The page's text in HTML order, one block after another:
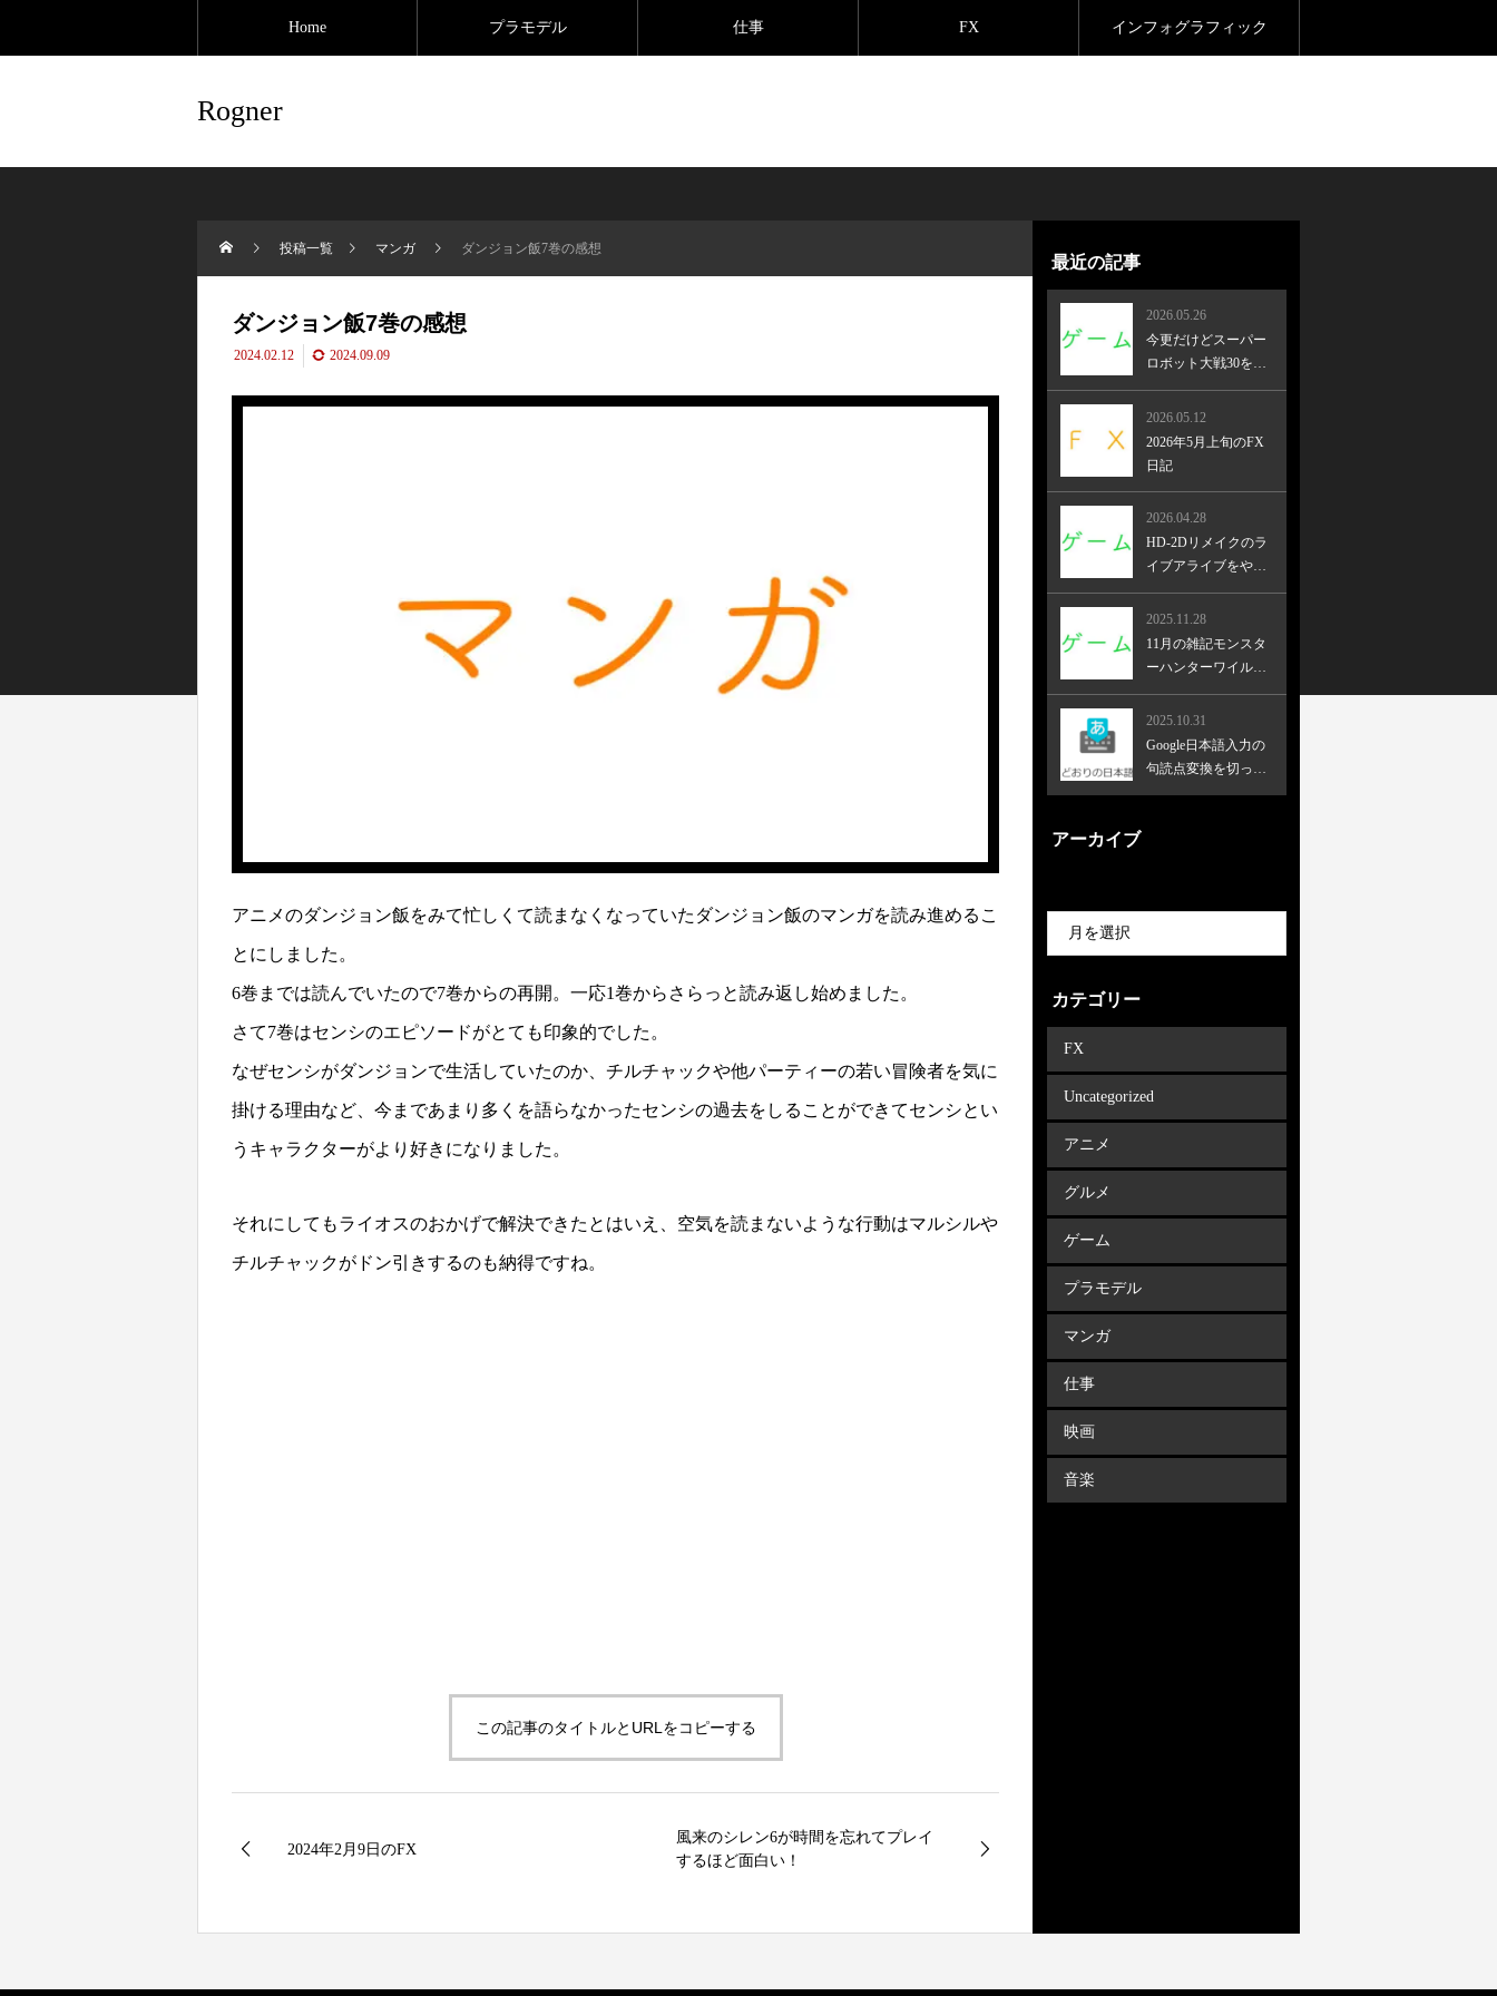
Home プラモデル 仕事 FX インフォグラフィック
Rogner
投稿一覧 マンガ ダンジョン飯7巻の感想
ダンジョン飯7巻の感想
2024.02.12 2024.09.09
アニメのダンジョン飯をみて忙しくて読まなくなっていたダンジョン飯のマンガを読み進めるこ
とにしました。
6巻までは読んでいたので7巻からの再開。一応1巻からさらっと読み返し始めました。
さて7巻はセンシのエピソードがとても印象的でした。
なぜセンシがダンジョンで生活していたのか、チルチャックや他パーティーの若い冒険者を気に
掛ける理由など、今まであまり多くを語らなかったセンシの過去をしることができてセンシとい
うキャラクターがより好きになりました。
それにしてもライオスのおかげで解決できたとはいえ、空気を読まないような行動はマルシルや
チルチャックがドン引きするのも納得ですね。
この記事のタイトルとURLをコピーする
2024年2月9日のFX
風来のシレン6が時間を忘れてプレイ
するほど面白い！
最近の記事
2026.05.26
今更だけどスーパー
ロボット大戦30をク
リア！
2026.05.12
2026年5月上旬のFX
日記
2026.04.28
HD-2Dリメイクのラ
イブアライブをやっ
てみた！
2025.11.28
11月の雑記モンスタ
ーハンターワイルズ
とかゴーストオブヨ
ーテイとか
2025.10.31
Google日本語入力の
句読点変換を切った
ら効率が上がった
アーカイブ
カテゴリー
FX
Uncategorized
アニメ
グルメ
ゲーム
プラモデル
マンガ
仕事
映画
音楽